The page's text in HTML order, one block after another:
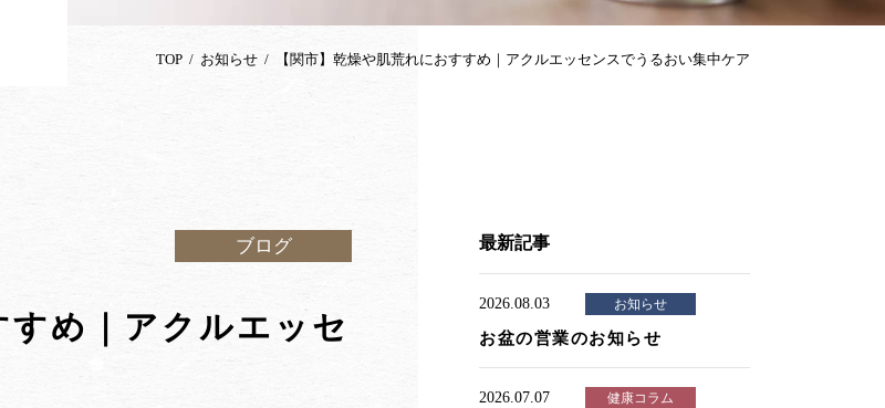
TOP お知らせ 【関市】乾燥や肌荒れにおすすめ｜アクルエッセンスでうるおい集中ケア
ブログ
すめ｜アクルエッセ
最新記事
2026.08.03 お知らせ
お盆の営業のお知らせ
2026.07.07 健康コラム